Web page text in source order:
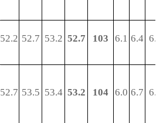
52.2 52.7 53.2 52.7 103 6.1 6.4 6.4
52.7 53.5 53.4 53.2 104 6.0 6.7 6.2